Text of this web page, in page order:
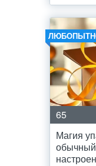
65
Магия
обычный